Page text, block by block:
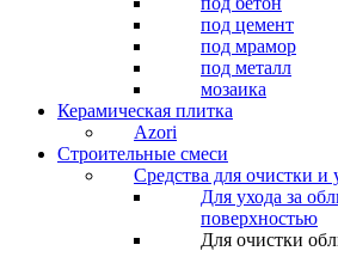
под цемент
под мрамор
под металл
мозаика
Керамическая плитка
Azori
Строительные смеси
Средства для очистки и
Для ухода за
поверхностью
Для очистки